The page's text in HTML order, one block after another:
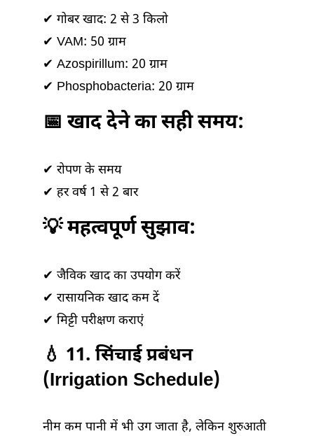
✔ गोबर खाद: 2 से 3 किलो
✔ VAM: 50 ग्राम
✔ Azospirillum: 20 ग्राम
✔ Phosphobacteria: 20 ग्राम
📅 खाद देने का सही समय:
✔ रोपण के समय
✔ हर वर्ष 1 से 2 बार
💡 महत्वपूर्ण सुझाव:
✔ जैविक खाद का उपयोग करें
✔ रासायनिक खाद कम दें
✔ मिट्टी परीक्षण कराएं
💧 11. सिंचाई प्रबंधन
(Irrigation Schedule)
नीम कम पानी में भी उग जाता है, लेकिन शुरुआती